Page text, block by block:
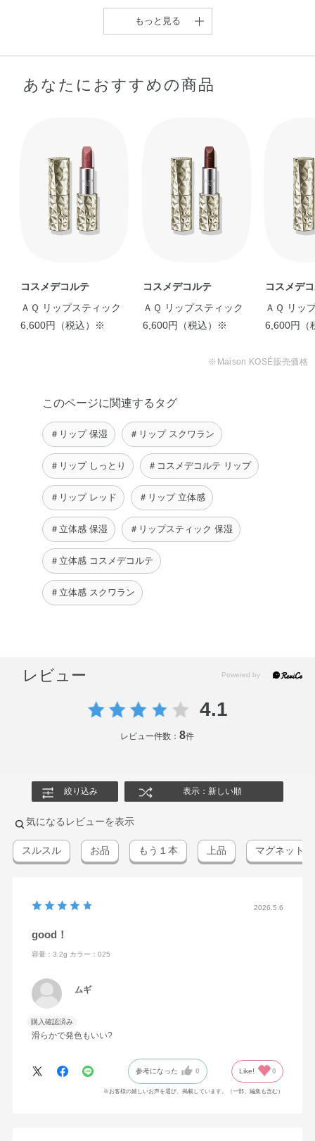
ン・レシチン・合成金雲母・酸化スズ・水・水酸化Al・水
添レシチン・炭酸Ca・乳酸Na・フェノキシエタノール・
香料・マイカ・酸化チタン・酸化鉄・硫酸Ba・黄4・赤202
『春に華やぐ、さくら色
メイク☆』 今回 …
taetae
【AQリップでふっくら柔
らか唇に♡】 …
hiyori
【オフィスでこっそりハ
ロウィンメイク】い …
もっと見る
あなたにおすすめの商品
コスメデコルテ
ＡＱ リップスティック
6,600円（税込）※
コスメデコルテ
ＡＱ リップスティック
6,600円（税込）※
コスメデ
ＡＱ
6,600円（
※Maison KOSÉ販売価格
このページに関連するタグ
＃リップ 保湿 ＃リップ スクワラン
＃リップ しっとり ＃コスメデコルテ リップ
＃リップ レッド ＃リップ 立体感
＃立体感 保湿 ＃リップスティック 保湿
＃立体感 コスメデコルテ
＃立体感 スクワラン
レビュー
4.1
レビュー件数：8件
絞り込み 表示：新しい順
気になるレビューを表示
スルスル お品 もう１本 上品 マグネット
2026.5.6
good！
容量：3.2g カラー：025
ムギ
購入確認済み
滑らかで発色もいい?
参考になった 0 Like! 0
※お客様の嬉しいお声を選び、掲載しています。（一部、編集も含む）